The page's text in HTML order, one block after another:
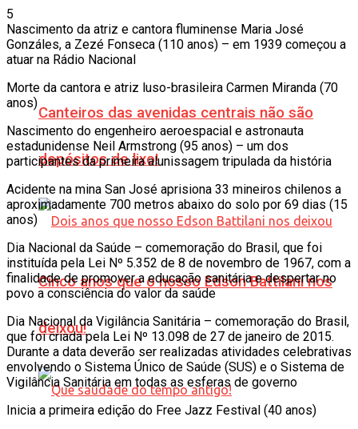
Canteiros das avenidas centrais não são
depósitos de lixo!
Cinco anos que o nosso Edson Battilani nos
deixou!
5
Nascimento da atriz e cantora fluminense Maria José
Gonzáles, a Zezé Fonseca (110 anos) – em 1939 começou a
atuar na Rádio Nacional
Morte da cantora e atriz luso-brasileira Carmen Miranda (70
anos)
Nascimento do engenheiro aeroespacial e astronauta
estadunidense Neil Armstrong (95 anos) – um dos
participantes da primeira alunissagem tripulada da história
Acidente na mina San José aprisiona 33 mineiros chilenos a
aproximadamente 700 metros abaixo do solo por 69 dias (15
anos)
Dia Nacional da Saúde – comemoração do Brasil, que foi
instituída pela Lei Nº 5.352 de 8 de novembro de 1967, com a
finalidade de promover a educação sanitária e despertar no
povo a consciência do valor da saúde
Dia Nacional da Vigilância Sanitária – comemoração do Brasil,
que foi criada pela Lei Nº 13.098 de 27 de janeiro de 2015.
Durante a data deverão ser realizadas atividades celebrativas
envolvendo o Sistema Único de Saúde (SUS) e o Sistema de
Vigilância Sanitária em todas as esferas de governo
Inicia a primeira edição do Free Jazz Festival (40 anos)